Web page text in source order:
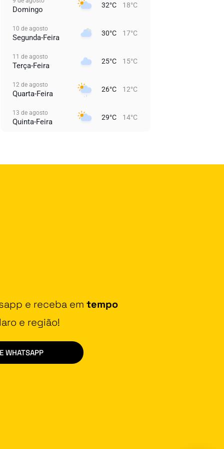
Domingo 32°C 18°C
10 de agosto
Segunda-Feira 30°C 17°C
11 de agosto
Terça-Feira 25°C 15°C
12 de agosto
Quarta-Feira 26°C 12°C
13 de agosto
Quinta-Feira 29°C 14°C
e receba em tempo
e região!
WHATSAPP